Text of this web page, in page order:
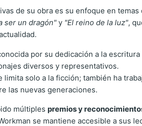
de su obra es su enfoque en temas
ser un dragón" y "El reino de la luz",
por su dedicación a la
diversos y representativos.
limita solo a la ficción; también ha
las nuevas generaciones.
múltiples premios y
se mantiene accesible a